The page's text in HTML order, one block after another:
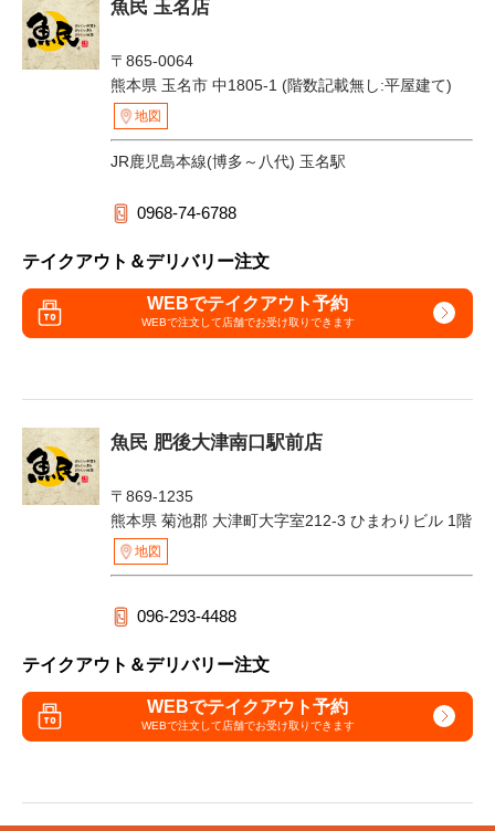
魚民 玉名店
〒865-0064
熊本県 玉名市 中1805-1 (階数記載無し:平屋建て)
地図
JR鹿児島本線(博多～八代) 玉名駅
0968-74-6788
テイクアウト＆デリバリー注文
WEBでテイクアウト予約
WEBで注文して店舗でお受け取りできます
魚民 肥後大津南口駅前店
〒869-1235
熊本県 菊池郡 大津町大字室212-3 ひまわりビル 1階
地図
096-293-4488
テイクアウト＆デリバリー注文
WEBでテイクアウト予約
WEBで注文して店舗でお受け取りできます